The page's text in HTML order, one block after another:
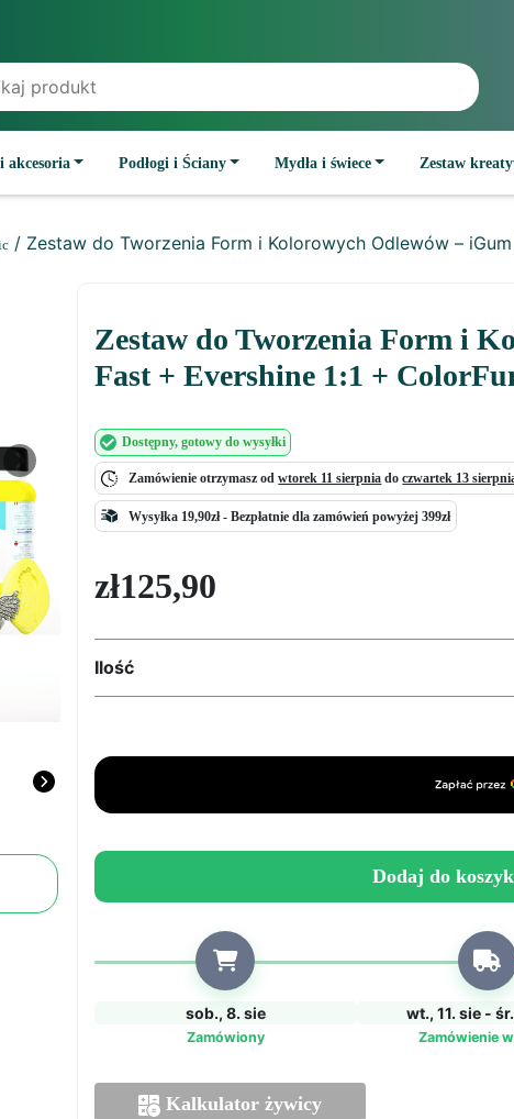
akcesoria Podłogi i Ściany Mydła i świece Zestaw
/ Zestaw do Tworzenia Form i Kolorowych Odlewów –
Next
Zestaw do Tworzenia Form i
Fast + Evershine 1:1 +
Dostępny, gotowy do wysyłki
Zamówienie otrzymasz odwtorek 11 sierpnia doczwartek 13
Wysyłka 19,90zł -Bezpłatnie dla zamówień powyżej 399zł
zł125,90
Ilość
ilość
Tworzenia
i
Odlewów
–
+
Dodaj do
sob., 8. sie
Zamówiony
wt., 11. sie -
Zamówienie
Kalkulator żywicy